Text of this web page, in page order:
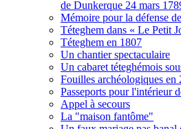
de Dunkerque 24 mars
Mémoire pour la défense
Téteghem dans « Le Petit
Téteghem en 1807
Un chantier spectaculaire
Un cabaret téteghémois
Fouilles archéologiques en
Passeports pour l'intérieur
Appel à secours
La "maison fantôme"